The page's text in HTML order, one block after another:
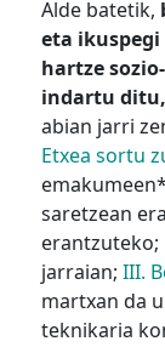
Alde batetik,
eta
hartze
indartu ditu,
abian jarri
Etxea sortu
saretzean
erantzuteko;
jarraian;III.
martxan da
teknikaria